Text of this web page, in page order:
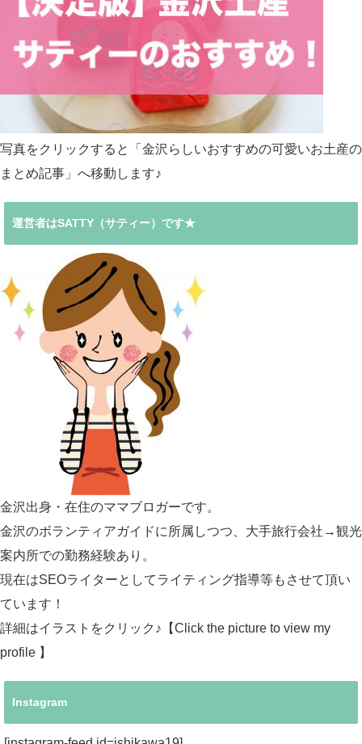
写真をクリックすると「金沢らしいおすすめの可愛いお土産の
まとめ記事」へ移動します♪
運営者はSATTY（サティー）です★
金沢出身・在住のママブロガーです。
金沢のボランティアガイドに所属しつつ、大手旅行会社→観光
案内所での勤務経験あり。
現在はSEOライターとしてライティング指導等もさせて頂い
ています！
詳細はイラストをクリック♪【Click the picture to view my
profile 】
Instagram